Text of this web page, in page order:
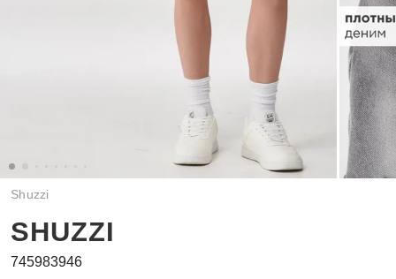
Shuzzi
SHUZZI
745983946